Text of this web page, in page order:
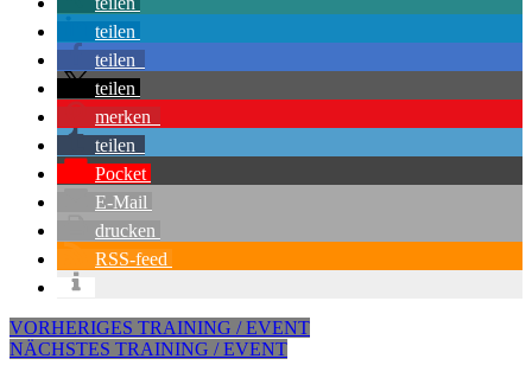
teilen
teilen
teilen
merken
teilen
Pocket
E-Mail
drucken
RSS-feed
VORHERIGES TRAINING / EVENT
NÄCHSTES TRAINING / EVENT